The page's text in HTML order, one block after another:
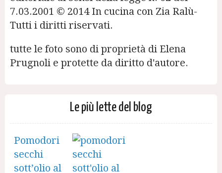
7.03.2001 © 2014 In cucina con Zia Ralù-
Tutti i diritti riservati.
tutte le foto sono di proprietà di Elena
Prugnoli e protette da diritto d'autore.
Le più lette del blog
Pomodori
secchi
sott’olio al